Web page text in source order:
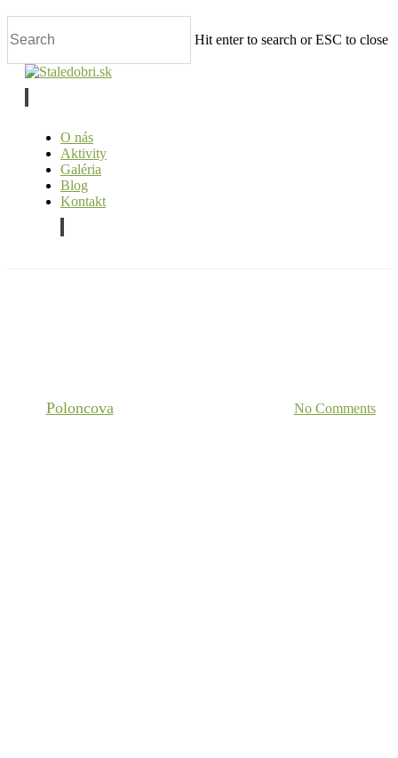
Skip
main
content
Hit enter to search or ESC to close
Close
Searchfacebook
O nás
Aktivity
Galéria
Blog
Kontakt
facebook
Poloncova No Comments